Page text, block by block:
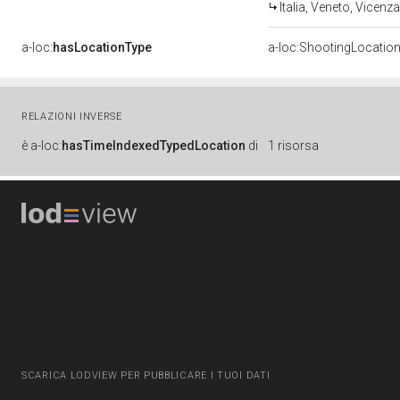
Italia, Veneto,
a-loc:hasLocationType a-loc:ShootingLocation
RELAZIONI INVERSE
è a-loc:hasTimeIndexedTypedLocation di 1 risorsa
SCARICA LODVIEW PER PUBBLICARE I TUOI DATI